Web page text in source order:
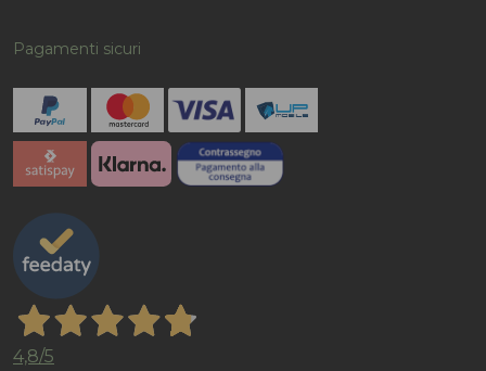
Pagamenti sicuri
4,8/5